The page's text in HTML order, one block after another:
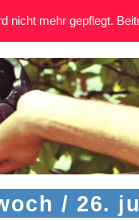
/ 26.
nicht mehr gepflegt.